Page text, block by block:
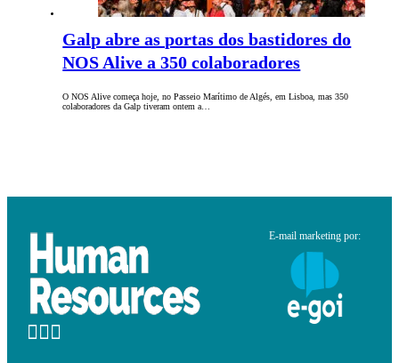
Galp abre as portas dos bastidores do
NOS Alive a 350 colaboradores
O NOS Alive começa hoje, no Passeio Marítimo de Algés, em Lisboa, mas 350
colaboradores da Galp tiveram ontem a…
E-mail marketing por: